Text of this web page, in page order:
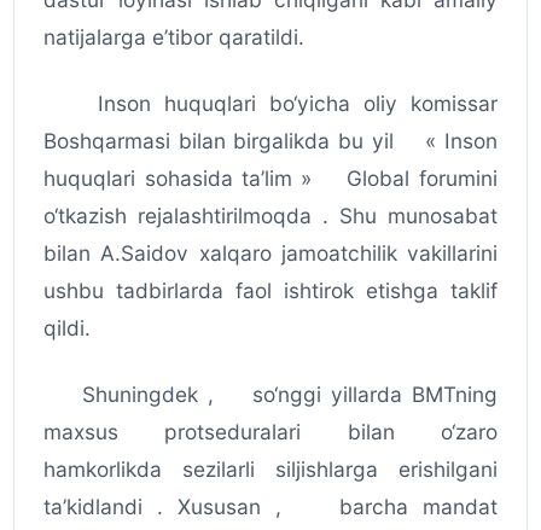
natijalarga e’tibor qaratildi.
Inson huquqlari bo‘yicha oliy komissar
Boshqarmasi bilan birgalikda bu yil « Inson
huquqlari sohasida ta’lim » Global forumini
o‘tkazish rejalashtirilmoqda . Shu munosabat
bilan A.Saidov xalqaro jamoatchilik vakillarini
ushbu tadbirlarda faol ishtirok etishga taklif
qildi.
Shuningdek , so‘nggi yillarda BMTning
maxsus protseduralari bilan o‘zaro
hamkorlikda sezilarli siljishlarga erishilgani
ta’kidlandi . Xususan , barcha mandat